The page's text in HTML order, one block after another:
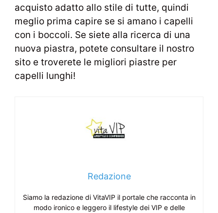
acquisto adatto allo stile di tutte, quindi
meglio prima capire se si amano i capelli
con i boccoli. Se siete alla ricerca di una
nuova piastra, potete consultare il nostro
sito e troverete le migliori piastre per
capelli lunghi!
Redazione
Siamo la redazione di VitaVIP il portale che racconta in
modo ironico e leggero il lifestyle dei VIP e delle